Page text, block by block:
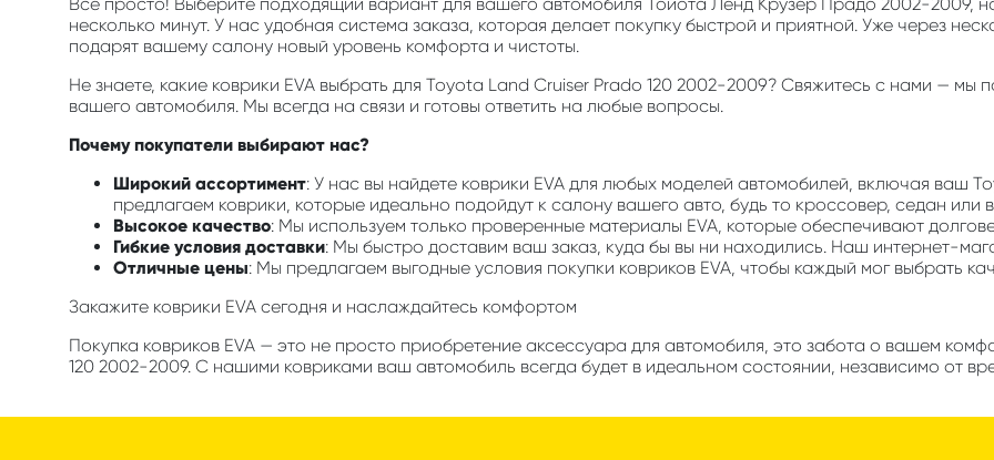
несколько минут. У нас удобная система заказа, которая делает покупку быстрой и приятной. Уже через
подарят вашему салону новый уровень комфорта и чистоты.
Не знаете, какие коврики EVA выбрать для Toyota Land Cruiser Prado 120 2002-2009? Свяжитесь с нами —
вашего автомобиля. Мы всегда на связи и готовы ответить на любые вопросы.
Почему покупатели выбирают нас?
Широкий ассортимент: У нас вы найдете коврики EVA для любых моделей автомобилей, включая ваш
предлагаем коврики, которые идеально подойдут к салону вашего авто, будь то кроссовер, седан или
Высокое качество: Мы используем только проверенные материалы EVA, которые обеспечивают
Гибкие условия доставки: Мы быстро доставим ваш заказ, куда бы вы ни находились. Наш интернет-
Отличные цены: Мы предлагаем выгодные условия покупки ковриков EVA, чтобы каждый мог выбрать
Закажите коврики EVA сегодня и наслаждайтесь комфортом
Покупка ковриков EVA — это не просто приобретение аксессуара для автомобиля, это забота о вашем
120 2002-2009. С нашими ковриками ваш автомобиль всегда будет в идеальном состоянии, независимо от